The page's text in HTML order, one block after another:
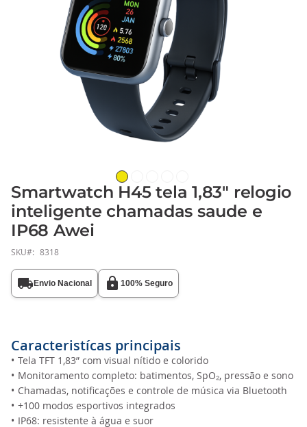
Saltar
para
o
início
da
de
imagens
Smartwatch H45 tela 1,83" relogio
inteligente chamadas saude e
IP68 Awei
SKU 8318
Envio Nacional 100% Seguro
Caracteristícas principais
• Tela TFT 1,83” com visual nítido e colorido
• Monitoramento completo: batimentos, SpO₂, pressão e sono
• Chamadas, notificações e controle de música via Bluetooth
• +100 modos esportivos integrados
• IP68: resistente à água e suor